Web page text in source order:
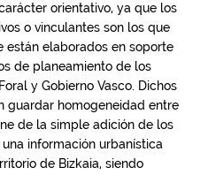
orientativo, ya que los
o vinculantes son los que
están elaborados en soporte
de planeamiento de los
y Gobierno Vasco. Dichos
guardar homogeneidad entre
de la simple adición de los
información urbanística
de Bizkaia, siendo